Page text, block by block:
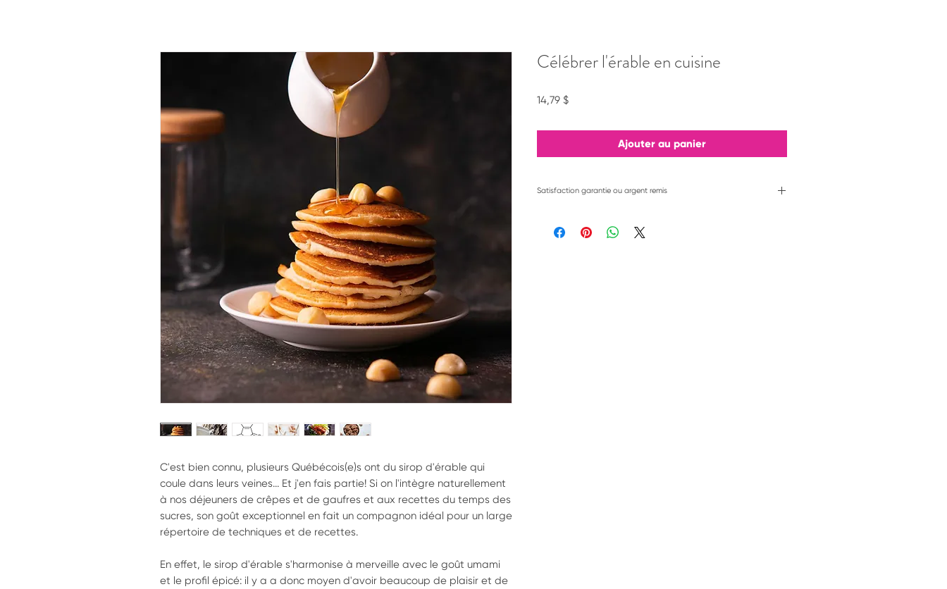
C'est bien connu, plusieurs Québécois(e)s ont du sirop d'érable qui
coule dans leurs veines... Et j'en fais partie! Si on l'intègre naturellement
à nos déjeuners de crêpes et de gaufres et aux recettes du temps des
sucres, son goût exceptionnel en fait un compagnon idéal pour un large
répertoire de techniques et de recettes.
En effet, le sirop d'érable s'harmonise à merveille avec le goût umami
et le profil épicé: il y a a donc moyen d'avoir beaucoup de plaisir et de
Célébrer l'érable en cuisine
14,79 $Prix
Ajouter au panier
Satisfaction garantie ou argent remis
contenus et que ceux-ci amèneront une touche